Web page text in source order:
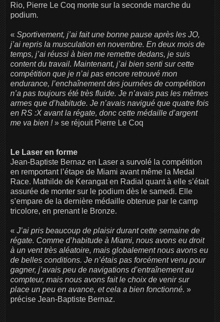
Rio, Pierre Le Coq monte sur la seconde marche du
podium.
« Sportivement, j’ai fait une bonne pause après les JO,
j’ai repris la musculation en novembre. En deux mois de
temps, j’ai réussi à bien me remettre dedans, je suis
content du travail. Maintenant, j’ai bien senti sur cette
compétition que je n’ai pas encore retrouvé mon
endurance, l’enchaînement des journées de compétition
n’a pas toujours été très fluide. Je n’avais pas les mêmes
armes que d’habitude. Je n’avais navigué que quatre fois
en RS :X avant la régate, donc cette médaille d’argent
me va bien !» se réjouit Pierre Le Coq
Le Laser en forme
Jean-Baptiste Bernaz en Laser a survolé la compétition
en remportant l’étape de Miami avant même la Medal
Race. Mathilde de Kerangat en Radial quant à elle s’était
assurée de monter sur le podium dès le samedi. Elle
s’empare de la dernière médaille obtenue par le camp
tricolore, en prenant le Bronze.
« J’ai pris beaucoup de plaisir durant cette semaine de
régate. Comme d’habitude à Miami, nous avons eu droit
à un vent très aléatoire, mais globalement nous avons eu
de belles conditions. Je n’étais pas forcément venu pour
gagner, j’avais peu de navigations d’entraînement au
compteur, mais nous avons fait le choix de venir sur
place un peu en avance, et cela a bien fonctionné. »
précise Jean-Baptiste Bernaz.